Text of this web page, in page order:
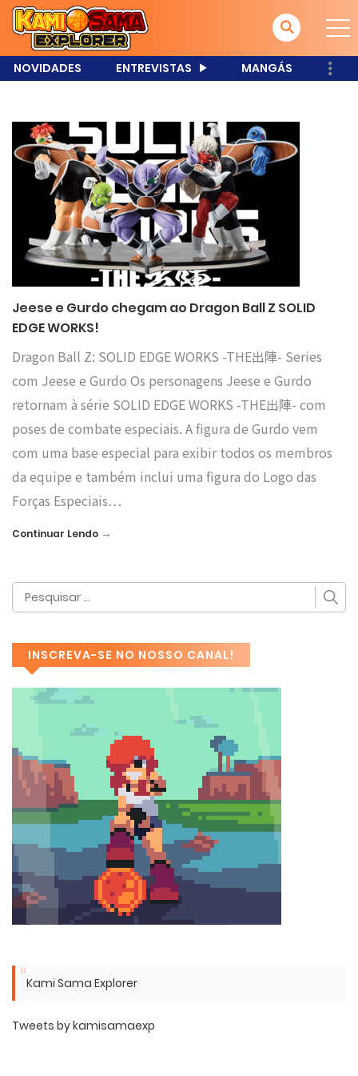
NOVIDADES ENTREVISTAS MANGÁS
Jeese e Gurdo chegam ao Dragon Ball Z SOLID
EDGE WORKS!
Dragon Ball Z: SOLID EDGE WORKS -THE出陣- Series
com Jeese e Gurdo Os personagens Jeese e Gurdo
retornam à série SOLID EDGE WORKS -THE出陣- com
poses de combate especiais. A figura de Gurdo vem
com uma base especial para exibir todos os membros
da equipe e também inclui uma figura do Logo das
Forças Especiais…
Continuar Lendo →
INSCREVA-SE NO NOSSO CANAL!
Kami Sama Explorer
Tweets by kamisamaexp